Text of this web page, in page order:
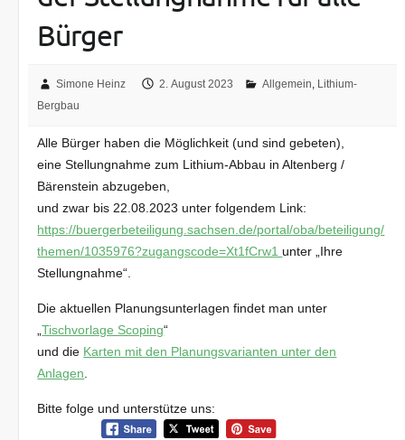
Bürger
Simone Heinz 2. August 2023 Allgemein, Lithium-
Bergbau
Alle Bürger haben die Möglichkeit (und sind gebeten),
eine Stellungnahme zum Lithium-Abbau in Altenberg /
Bärenstein abzugeben,
und zwar bis 22.08.2023 unter folgendem Link:
https://buergerbeteiligung.sachsen.de/portal/oba/beteiligung/
themen/1035976?zugangscode=Xt1fCrw1 unter „Ihre
Stellungnahme“.
Die aktuellen Planungsunterlagen findet man unter
„Tischvorlage Scoping“
und die Karten mit den Planungsvarianten unter den
Anlagen
Bitte folge und unterstütze uns: